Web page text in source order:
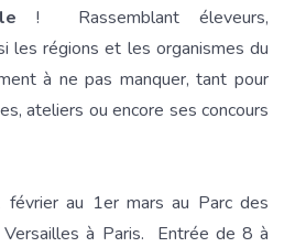
! Rassemblant éleveurs,
les régions et les organismes du
à ne pas manquer, tant pour
ateliers ou encore ses concours
au 1er mars au Parc des
à Paris. Entrée de 8 à